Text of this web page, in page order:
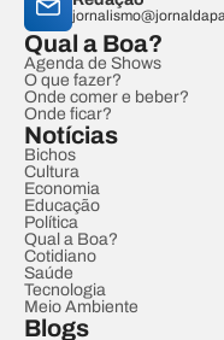
Qual a Boa?
Agenda de Shows
O que fazer?
Onde comer e beber?
Onde ficar?
Notícias
Bichos
Cultura
Economia
Educação
Política
Qual a Boa?
Cotidiano
Saúde
Tecnologia
Meio Ambiente
Blogs